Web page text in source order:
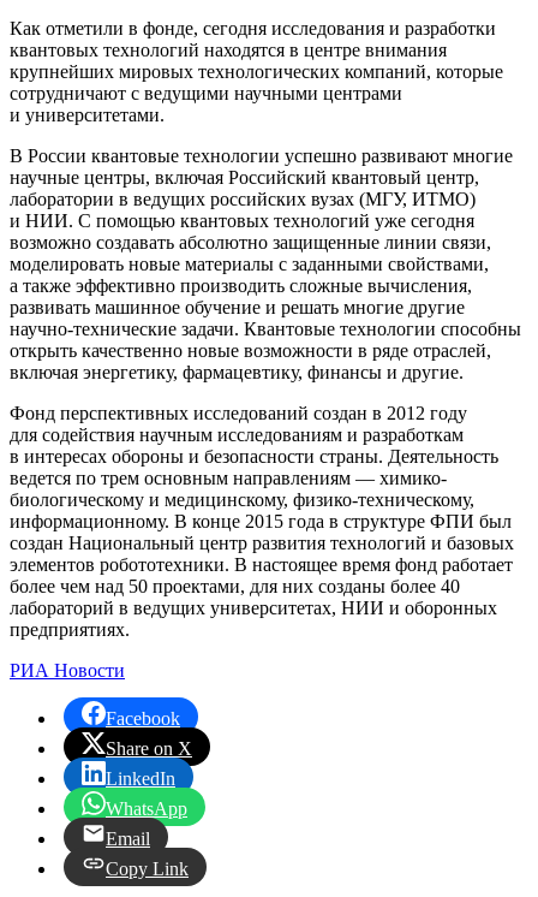
Как отметили в фонде, сегодня исследования и разработки
квантовых технологий находятся в центре внимания
крупнейших мировых технологических компаний, которые
сотрудничают с ведущими научными центрами
и университетами.
В России квантовые технологии успешно развивают многие
научные центры, включая Российский квантовый центр,
лаборатории в ведущих российских вузах (МГУ, ИТМО)
и НИИ. С помощью квантовых технологий уже сегодня
возможно создавать абсолютно защищенные линии связи,
моделировать новые материалы с заданными свойствами,
а также эффективно производить сложные вычисления,
развивать машинное обучение и решать многие другие
научно-технические задачи. Квантовые технологии способны
открыть качественно новые возможности в ряде отраслей,
включая энергетику, фармацевтику, финансы и другие.
Фонд перспективных исследований создан в 2012 году
для содействия научным исследованиям и разработкам
в интересах обороны и безопасности страны. Деятельность
ведется по трем основным направлениям — химико-
биологическому и медицинскому, физико-техническому,
информационному. В конце 2015 года в структуре ФПИ был
создан Национальный центр развития технологий и базовых
элементов робототехники. В настоящее время фонд работает
более чем над 50 проектами, для них созданы более 40
лабораторий в ведущих университетах, НИИ и оборонных
предприятиях.
РИА Новости
Facebook
Share on X
LinkedIn
WhatsApp
Email
Copy Link